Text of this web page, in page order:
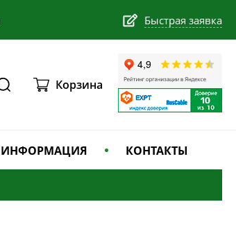
Быстрая заявка
Корзина
ИНФОРМАЦИЯ КОНТАКТЫ